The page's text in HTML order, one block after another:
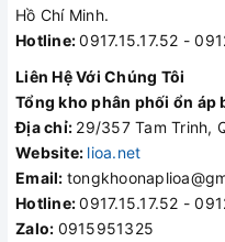
Hồ Chí Minh.
Hotline:0917.15.17.52 -
Liên Hệ Với Chúng Tôi
Tổng kho phân phối ổn áp
Địa chỉ: 29/357 Tam Trinh,
Website: lioa.net
Email:
Hotline:0917.15.17.52 -
Zalo: 0915951325